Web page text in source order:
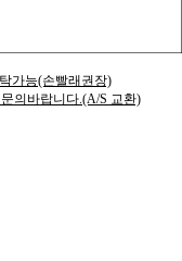
가능(손빨래권장)
의바랍니다.(A/S 교환)